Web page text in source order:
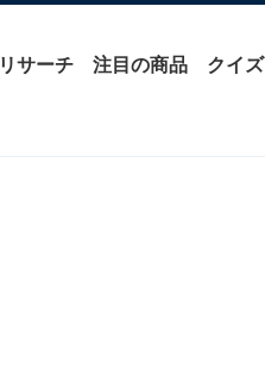
リサーチ 注目の商品 クイズ